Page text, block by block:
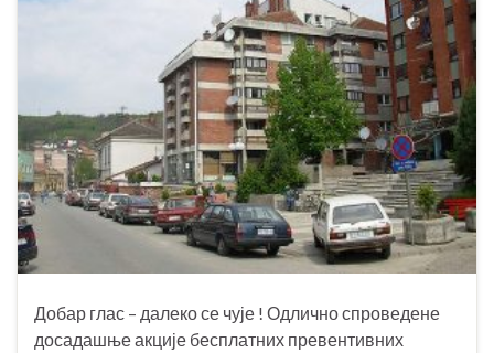
Добар глас – далеко се чује ! Одлично спроведене
досадашње акције бесплатних превентивних